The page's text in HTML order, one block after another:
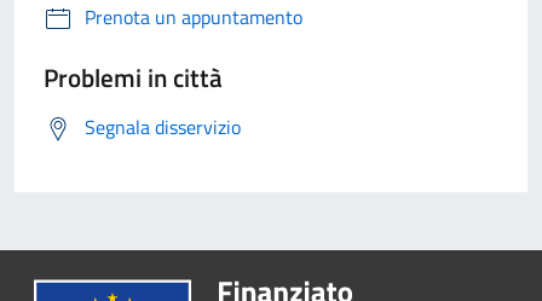
Prenota un appuntamento
Problemi in città
Segnala disservizio